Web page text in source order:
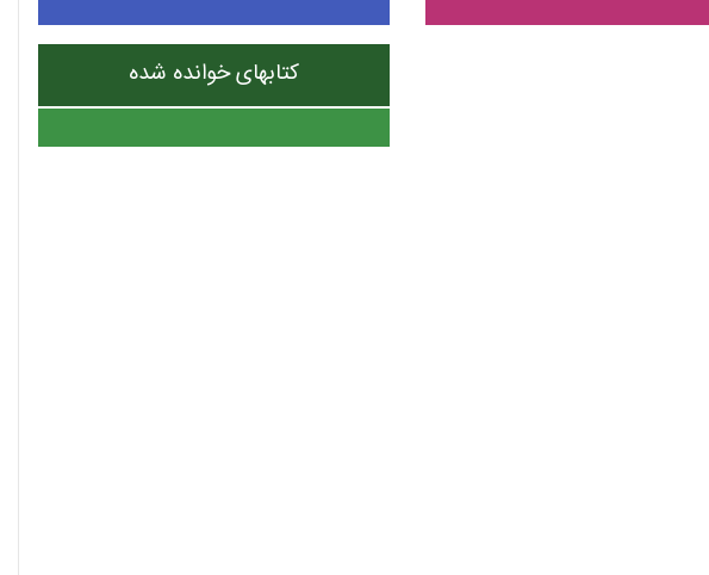
کتابهای خوانده شده